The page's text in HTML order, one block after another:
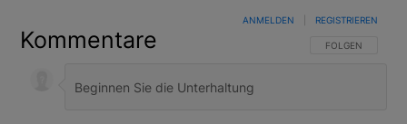
Kommentare FOLGE DIESER
FOLGEN
ANMELDEN REGISTRIEREN